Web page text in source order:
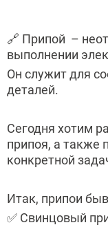
🔗 Припой –
выполнении
Он служит для
деталей.
Сегодня хотим
припоя, а также
конкретной
Итак, припои
✅ Свинцовый